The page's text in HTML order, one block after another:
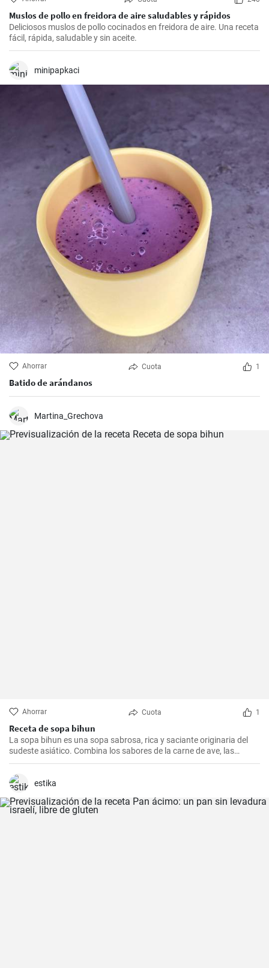
Muslos de pollo en freidora de aire saludables y rápidos
Deliciosos muslos de pollo cocinados en freidora de aire. Una receta
fácil, rápida, saludable y sin aceite.
minipapkaci
Ahorrar Cuota 1
Batido de arándanos
Martina_Grechova
Ahorrar Cuota 1
Receta de sopa bihun
La sopa bihun es una sopa sabrosa, rica y saciante originaria del
sudeste asiático. Combina los sabores de la carne de ave, las
verduras y los fideos de arroz en una sola olla. En casa la
preparamos todas las semanas.
estika